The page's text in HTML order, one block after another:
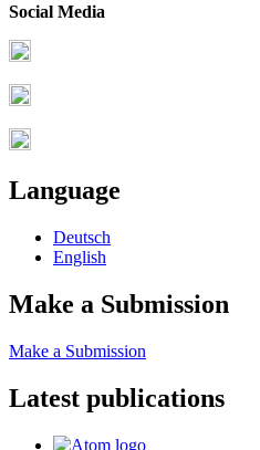
Social Media
Language
Deutsch
English
Make a Submission
Make a Submission
Latest publications